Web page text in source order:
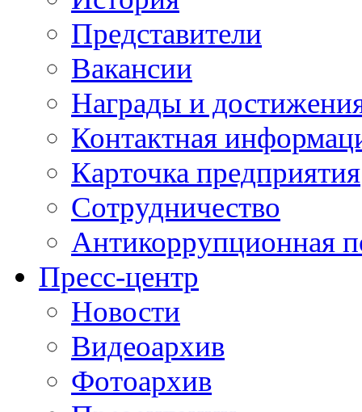
Представители
Вакансии
Награды и
Контактная
Карточка предприятия
Сотрудничество
Антикоррупционная
Пресс-центр
Новости
Видеоархив
Фотоархив